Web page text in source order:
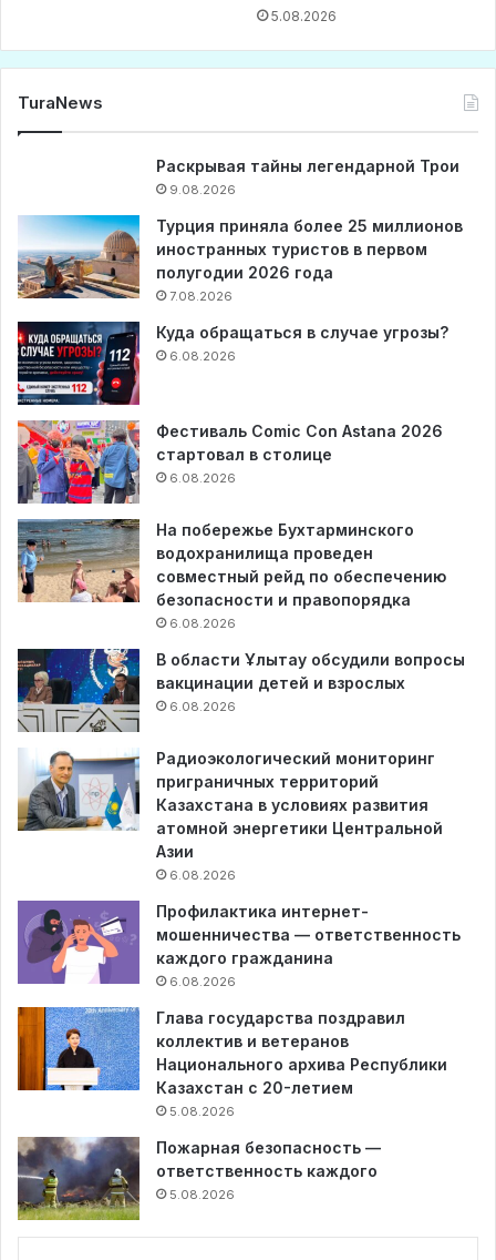
5.08.2026
TuraNews
Раскрывая тайны легендарной Трои
9.08.2026
Турция приняла более 25 миллионов
иностранных туристов в первом
полугодии 2026 года
7.08.2026
Куда обращаться в случае угрозы?
6.08.2026
Фестиваль Comic Con Astana 2026
стартовал в столице
6.08.2026
На побережье Бухтарминского
водохранилища проведен
совместный рейд по обеспечению
безопасности и правопорядка
6.08.2026
В области Ұлытау обсудили вопросы
вакцинации детей и взрослых
6.08.2026
Радиоэкологический мониторинг
приграничных территорий
Казахстана в условиях развития
атомной энергетики Центральной
Азии
6.08.2026
Профилактика интернет-
мошенничества — ответственность
каждого гражданина
6.08.2026
Глава государства поздравил
коллектив и ветеранов
Национального архива Республики
Казахстан с 20-летием
5.08.2026
Пожарная безопасность —
ответственность каждого
5.08.2026